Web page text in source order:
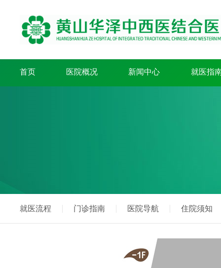
首页 医院概况 新闻中心 就医指
就医流程 门诊指南 医院导航 住院须知